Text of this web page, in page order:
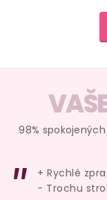
98%
+ Rychlé
- Trochu